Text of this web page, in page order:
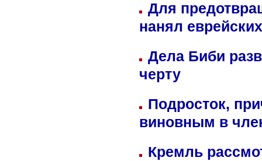
Для
нанял
Дела Биби
черту
Подросток,
виновным в
Кремль